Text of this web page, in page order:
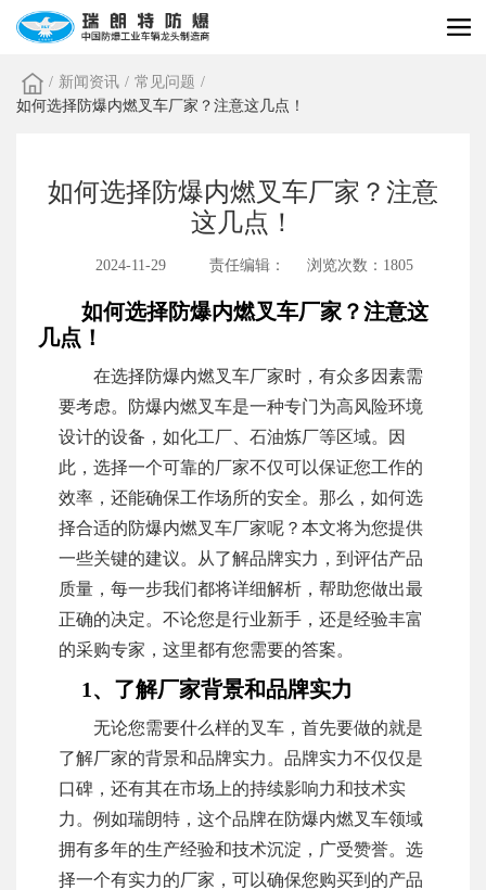
/ 新闻资讯 / 常见问题 /
如何选择防爆内燃叉车厂家？注意这几点！
如何选择防爆内燃叉车厂家？注意
这几点！
2024-11-29 责任编辑： 浏览次数：1805
如何选择防爆内燃叉车厂家？注意这
几点！
在选择防爆内燃叉车厂家时，有众多因素需
要考虑。防爆内燃叉车是一种专门为高风险环境
设计的设备，如化工厂、石油炼厂等区域。因
此，选择一个可靠的厂家不仅可以保证您工作的
效率，还能确保工作场所的安全。那么，如何选
择合适的防爆内燃叉车厂家呢？本文将为您提供
一些关键的建议。从了解品牌实力，到评估产品
质量，每一步我们都将详细解析，帮助您做出最
正确的决定。不论您是行业新手，还是经验丰富
的采购专家，这里都有您需要的答案。
1、了解厂家背景和品牌实力
无论您需要什么样的叉车，首先要做的就是
了解厂家的背景和品牌实力。品牌实力不仅仅是
口碑，还有其在市场上的持续影响力和技术实
力。例如瑞朗特，这个品牌在防爆内燃叉车领域
拥有多年的生产经验和技术沉淀，广受赞誉。选
择一个有实力的厂家，可以确保您购买到的产品